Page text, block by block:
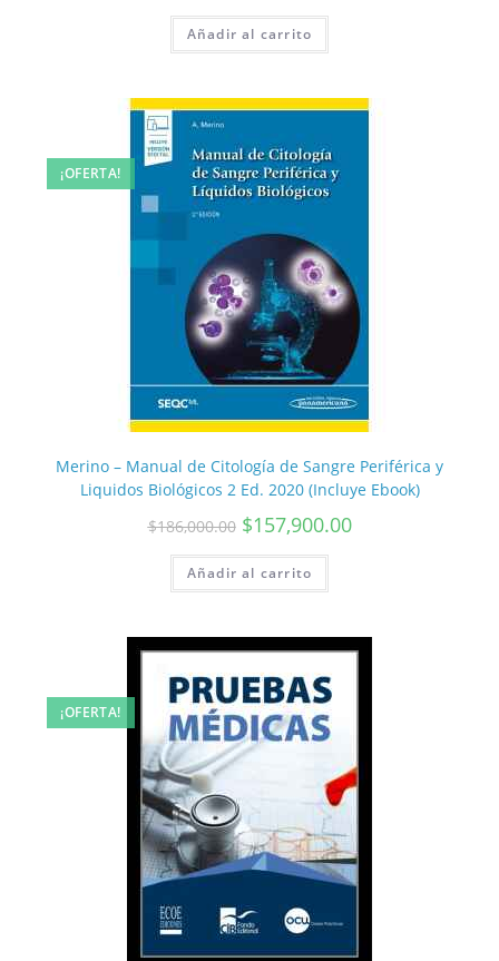
Añadir al carrito
¡OFERTA!
Merino – Manual de Citología de Sangre Periférica y
Liquidos Biológicos 2 Ed. 2020 (Incluye Ebook)
$186,000.00 $157,900.00
Añadir al carrito
¡OFERTA!